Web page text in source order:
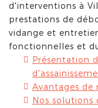
d'interventions à
prestations de
vidange et
fonctionnelles et
Présentation
Avantages
Nos solutions